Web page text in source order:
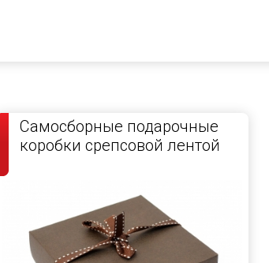
Самосборные подарочные
коробки срепсовой лентой